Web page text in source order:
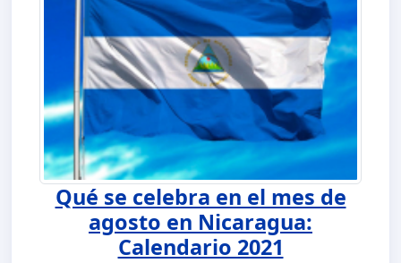
Qué se celebra en el mes de
agosto en Nicaragua:
Calendario 2021